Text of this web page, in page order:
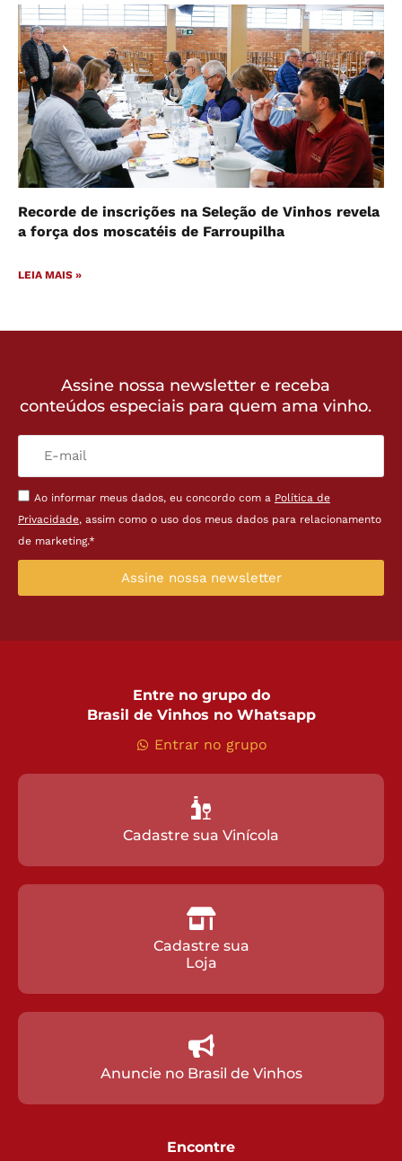
Recorde de inscrições na Seleção de Vinhos revela
a força dos moscatéis de Farroupilha
LEIA MAIS »
Assine nossa newsletter e receba
conteúdos especiais para quem ama vinho.
Ao informar meus dados, eu concordo com a Política de
Privacidade, assim como o uso dos meus dados para relacionamento
de marketing.*
Assine nossa newsletter
Entre no grupo do
Brasil de Vinhos no Whatsapp
Entrar no grupo
Cadastre sua Vinícola
Cadastre sua
Loja
Anuncie no Brasil de Vinhos
Encontre